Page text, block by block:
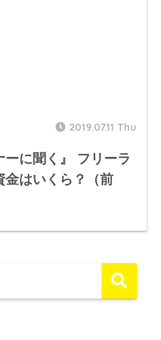
2019.07.11 Thu
ーに聞く』 フリーラ
金はいくら？（前